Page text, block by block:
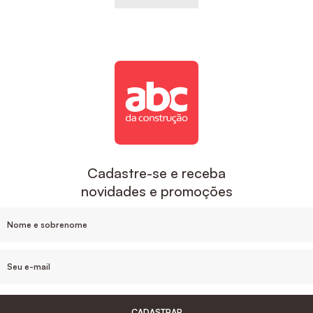
Cadastre-se e receba
novidades e promoções